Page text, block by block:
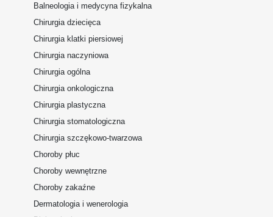
Balneologia i medycyna fizykalna
Chirurgia dziecięca
Chirurgia klatki piersiowej
Chirurgia naczyniowa
Chirurgia ogólna
Chirurgia onkologiczna
Chirurgia plastyczna
Chirurgia stomatologiczna
Chirurgia szczękowo-twarzowa
Choroby płuc
Choroby wewnętrzne
Choroby zakaźne
Dermatologia i wenerologia